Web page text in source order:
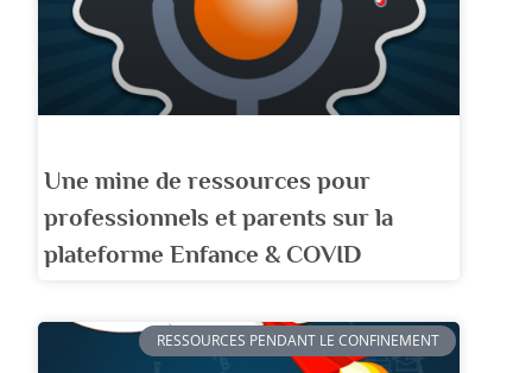
Une mine de ressources pour
professionnels et parents sur la
plateforme Enfance & COVID
RESSOURCES PENDANT LE CONFINEMENT